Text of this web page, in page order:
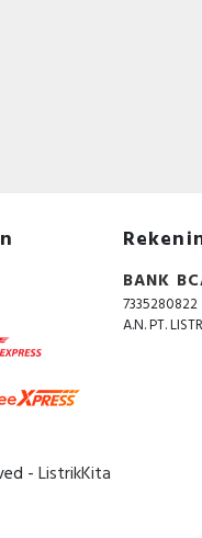
BANK
7335280822
A.N. PT.
-ListrikKita